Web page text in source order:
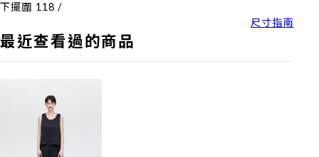
下擺圍 118 /
尺寸指南
最近查看過的商品